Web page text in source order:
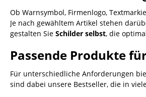
Ob Warnsymbol, Firmenlogo,
Je nach gewähltem Artikel stehen
gestalten Sie Schilder selbst, die
Passende Produkte
Für unterschiedliche Anforderungen
sind dabei unsere Bestseller, die in